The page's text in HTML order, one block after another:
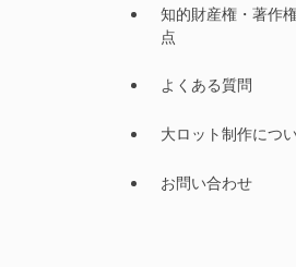
知的財産権・著作
点
よくある質問
大ロット制作につ
お問い合わせ